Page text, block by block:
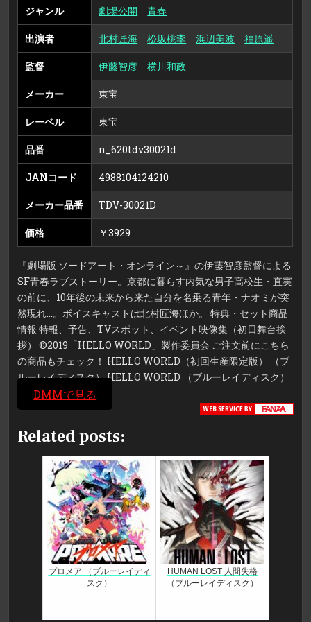
ジャンル 劇場公開 青春
出演者 北村匠海 松坂桃李 浜辺美波 福原遥
監督 伊藤智彦 横川和政
メーカー 東宝
レーベル 東宝
品番 n_620tdv30021d
JANコード 4988104124210
メーカー品番 TDV-30021D
価格 ￥3929
『劇場版 ソードアート・オンライン～』の伊藤智彦監督による
SF青春ラブストーリー。京都に暮らす内気な男子高校生・直実
の前に、10年後の未来から来た自分を名乗る青年・ナオミが突
然現れ…。ボイスキャストは北村匠海ほか。 特典・セット商品
情報 特報、予告、TVスポット、イベント映像集（初日舞台挨
拶） ©2019「HELLO WORLD」製作委員会 ご注文前にこちら
の商品もチェック！ HELLO WORLD（初回生産限定版） （ブ
ルーレイディスク） HELLO WORLD （ブルーレイディスク）
DMMで見る
Related posts:
プロメア （ブルーレイディ
スク）
HUMAN LOST 人間失格
（ブルーレイディスク）